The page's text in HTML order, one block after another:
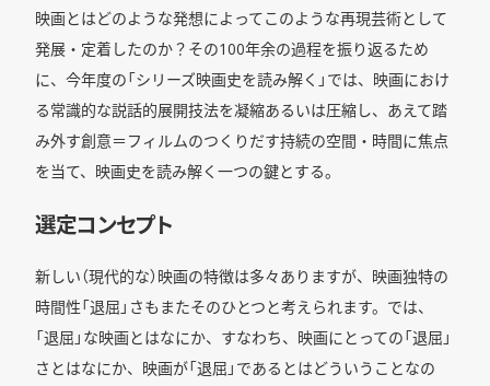
映画とはどのような発想によってこのような再現芸術として
発展・定着したのか？その100年余の過程を振り返るため
に、今年度の「シリーズ映画史を読み解く」では、映画におけ
る常識的な説話的展開技法を凝縮あるいは圧縮し、あえて踏
み外す創意＝フィルムのつくりだす持続の空間・時間に焦点
を当て、映画史を読み解く一つの鍵とする。
選定コンセプト
新しい（現代的な）映画の特徴は多々ありますが、映画独特の
時間性「退屈」さもまたそのひとつと考えられます。では、
「退屈」な映画とはなにか、すなわち、映画にとっての「退屈」
さとはなにか、映画が「退屈」であるとはどういうことなの